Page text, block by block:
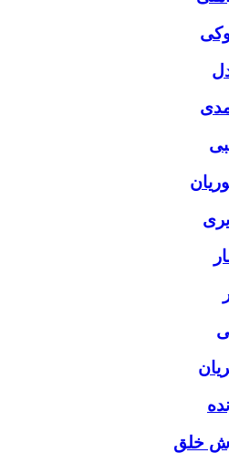
خلق